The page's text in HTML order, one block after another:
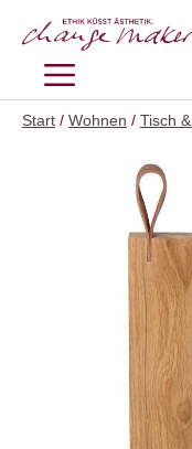
Inhalt
MENÜ
Start / Wohnen / Tisch